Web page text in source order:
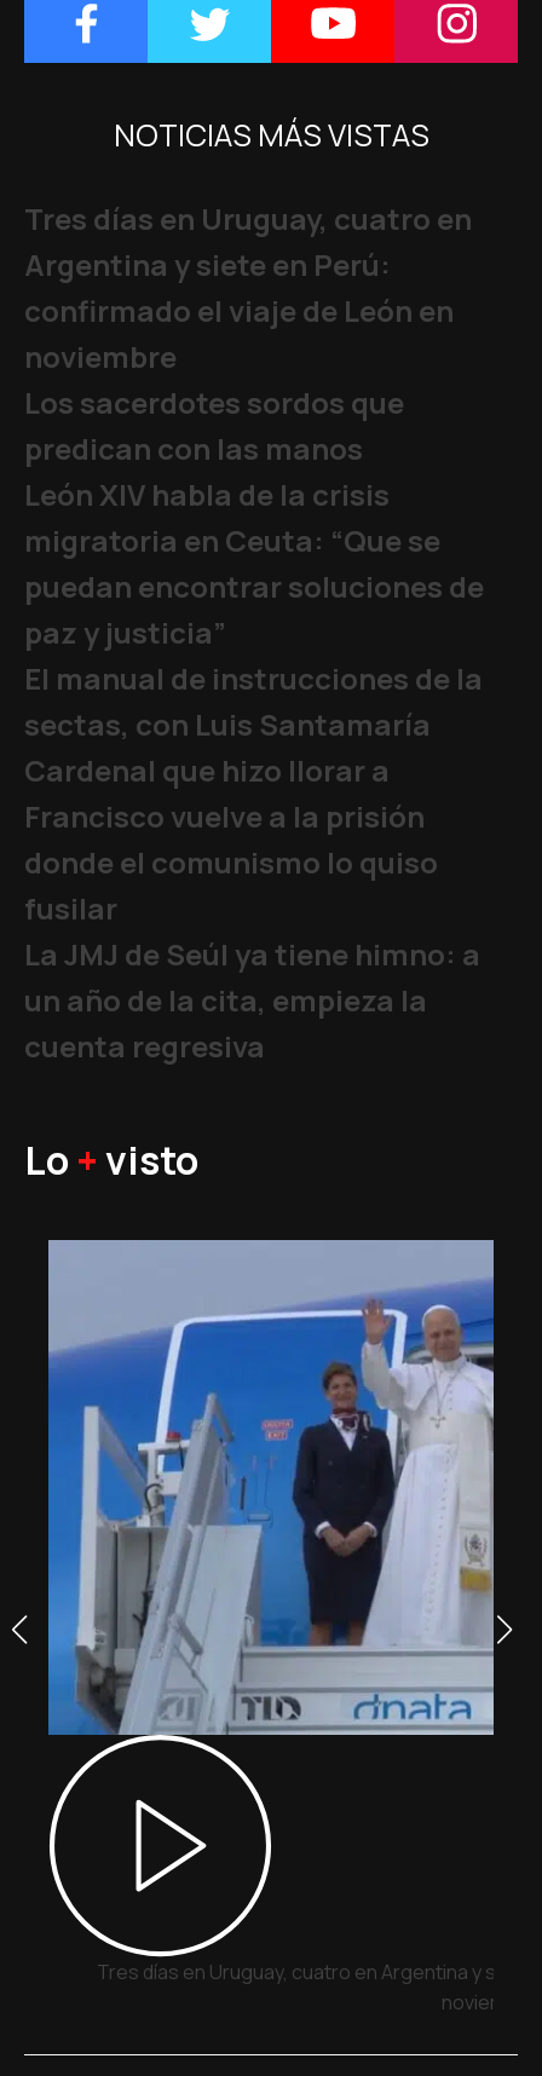
NOTICIAS MÁS VISTAS
Tres días en Uruguay, cuatro en
Argentina y siete en Perú:
confirmado el viaje de León en
noviembre
Los sacerdotes sordos que
predican con las manos
León XIV habla de la crisis
migratoria en Ceuta: “Que se
puedan encontrar soluciones de
paz y justicia”
El manual de instrucciones de la
sectas, con Luis Santamaría
Cardenal que hizo llorar a
Francisco vuelve a la prisión
donde el comunismo lo quiso
fusilar
La JMJ de Seúl ya tiene himno: a
un año de la cita, empieza la
cuenta regresiva
Lo +visto
Tres días en Uruguay, cuatro en Argentina y
noviembre